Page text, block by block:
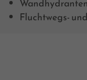
Wandhydranten
Fluchtwegs-